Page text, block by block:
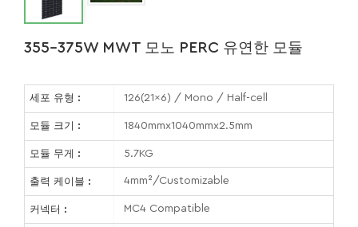
355-375W MWT 모노 PERC 유연한 모듈
세포 유형 : 126(21x6) / Mono / Half-cell
모듈 크기 : 1840mmx1040mmx2.5mm
모듈 무게 : 5.7KG
출력 케이블 : 4mm²/Customizable
커넥터 : MC4 Compatible